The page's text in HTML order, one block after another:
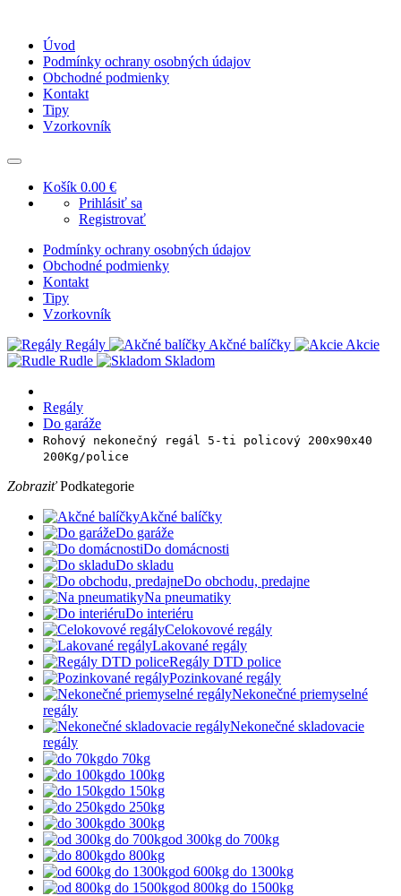
Úvod
Podmínky ochrany osobných údajov
Obchodné podmienky
Kontakt
Tipy
Vzorkovník
Košík 0.00 €
Prihlásiť sa
Registrovať
Podmínky ochrany osobných údajov
Obchodné podmienky
Kontakt
Tipy
Vzorkovník
Regály
Akčné balíčky
Akcie
Rudle
Skladom
Regály
Do garáže
Rohový nekonečný regál 5-ti policový 200x90x40
200Kg/police
ZobraziťPodkategorie
Akčné balíčky
Do garáže
Do domácnosti
Do skladu
Do obchodu, predajne
Na pneumatiky
Do interiéru
Celokovové regály
Lakované regály
Regály DTD police
Pozinkované regály
Nekonečné priemyselné
regály
Nekonečné skladovacie
regály
do 70kg
do 100kg
do 150kg
do 250kg
do 300kg
od 300kg do 700kg
do 800kg
od 600kg do 1300kg
od 800kg do 1500kg